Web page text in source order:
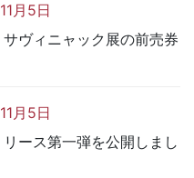
月5日
サヴィニャック展の前売券
月5日
ース第一弾を公開しまし